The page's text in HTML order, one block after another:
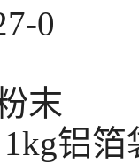
0
末
铝箔